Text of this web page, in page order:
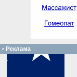
Реклама